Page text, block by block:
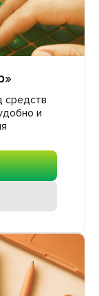
средств
и